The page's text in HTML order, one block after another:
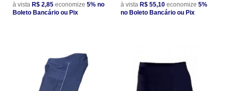
à vista R$ 2,85 economize 5% no
Boleto Bancário ou Pix
à vista R$ 55,10 economize 5%
no Boleto Bancário ou Pix